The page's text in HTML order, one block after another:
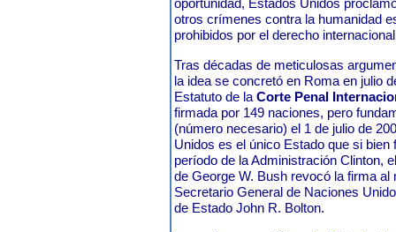
oportunidad, Estados Unidos
otros crímenes contra la humanidad
prohibidos por el derecho
Tras décadas de meticulosas
la idea se concretó en Roma en julio
Estatuto de la Corte Penal
firmada por 149 naciones, pero
(número necesario) el 1 de julio de
Unidos es el único Estado que si bien
período de la Administración Clinton,
de George W. Bush revocó la firma
Secretario General de Naciones
de Estado John R. Bolton.